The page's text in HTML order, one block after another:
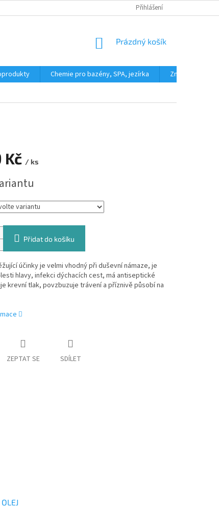
FORMULÁŘ PRO ODSTOUPENÍ OD KUPNÍ
Přihlášení
NÁKUPNÍ
Prázdný košík
Chemie pro bazény, SPA, jezírka
Značky
Kč / ks
Přidat do košíku
účinky je velmi vhodný při duševní námaze, je
hlavy, infekci dýchacích cest, má antiseptické
krevní tlak, povzbuzuje trávení a příznivě působí na
ZEPTAT SE SDÍLET